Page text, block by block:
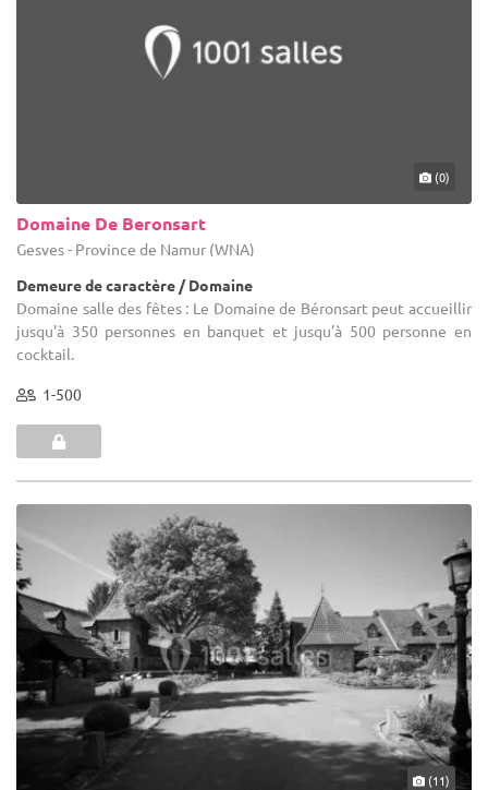
(0)
Domaine De Beronsart
Gesves - Province de Namur (WNA)
Demeure de caractère / Domaine
Domaine salle des fêtes : Le Domaine de Béronsart peut accueillir
jusqu'à 350 personnes en banquet et jusqu'à 500 personne en
cocktail.
1-500
(11)